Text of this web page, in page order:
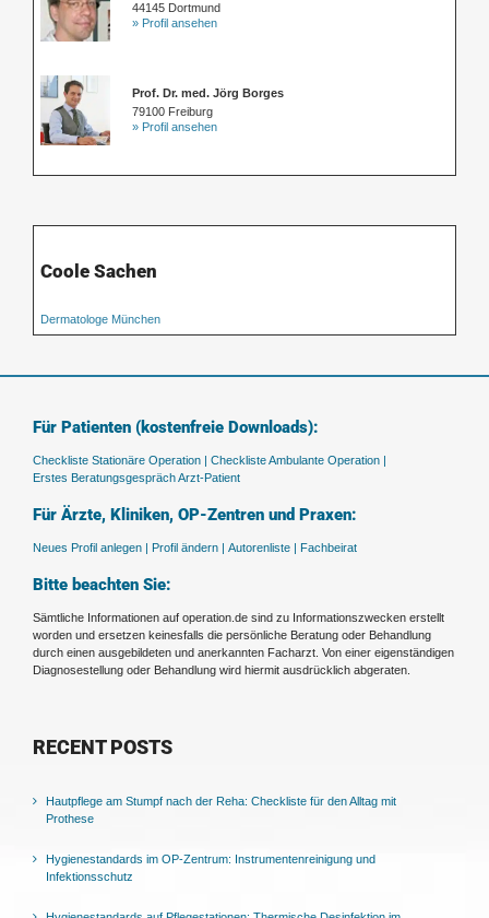
44145 Dortmund
» Profil ansehen
Prof. Dr. med. Jörg Borges
79100 Freiburg
» Profil ansehen
Coole Sachen
Dermatologe München
Für Patienten (kostenfreie Downloads):
Checkliste Stationäre Operation | Checkliste Ambulante Operation |
Erstes Beratungsgespräch Arzt-Patient
Für Ärzte, Kliniken, OP-Zentren und Praxen:
Neues Profil anlegen | Profil ändern | Autorenliste | Fachbeirat
Bitte beachten Sie:
Sämtliche Informationen auf operation.de sind zu Informationszwecken erstellt
worden und ersetzen keinesfalls die persönliche Beratung oder Behandlung
durch einen ausgebildeten und anerkannten Facharzt. Von einer eigenständigen
Diagnosestellung oder Behandlung wird hiermit ausdrücklich abgeraten.
RECENT POSTS
Hautpflege am Stumpf nach der Reha: Checkliste für den Alltag mit
Prothese
Hygienestandards im OP-Zentrum: Instrumentenreinigung und
Infektionsschutz